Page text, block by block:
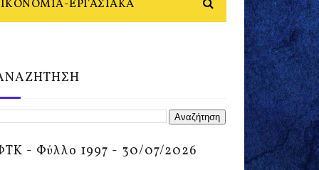
ΕΡΓΑΣΙΑΚΑ
- Φύλλο 1997 - 30/07/2026